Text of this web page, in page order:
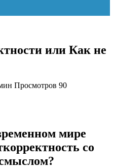
или Как не
Просмотров 90
мире
со